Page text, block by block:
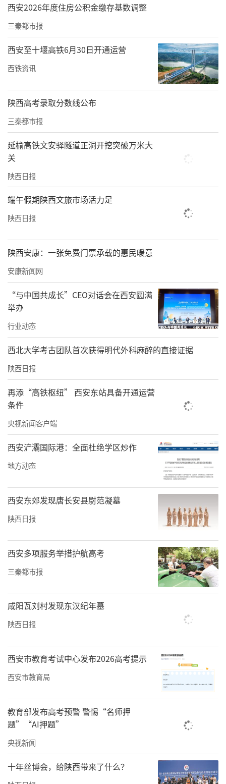
旬阳市委常委、统战部部长许明武向采访团介绍情况
许明武介绍，旬阳通过设立“乡贤馆”、“乡
贤墙”、“乡贤长廊”、“乡贤广场”等，宣
传乡贤崇高风范，展现乡贤时代风采，引导全
社会尊重乡贤、厚爱乡贤，向乡贤看齐。还大
力推行“乡贤参与乡村治理”模式，将乡贤统
战与“三治融合”、“三力联调”以及新民风
建设等工作有效结合，利用乡贤良好的社会影
响力，有效化解群众矛盾争端，解决疑难问
题。“截至目前，广大乡贤协助解决重大项目
建设难题30余件，化解矛盾纠纷100余起，形成
了群贤治理有效助推社会和谐发展的良好局
面。”
旬阳还积极鼓励乡贤回归，为家乡推介站台、
为招才引智助力，争当家乡发展“合伙人”，
实现变“一人增收致富”为“带动一方发
展”，为全面推进乡村振兴注入不竭活水。截
至目前，该市吸引农、林、水、牧等行业返乡
创业能人3150人，扶持创办经济实体503个，解
决了6000余名农村劳动力在家门口就业。其中
招引经济实用房开发资金上亿元，创建了旬阳
市创梦空间、旬阳市现代物流商贸返乡创业示
范园、旬阳市丽都返乡创业园区3家安康市级返
乡创业示范园，吸纳152家企业入驻，带动875
人就业，形成了以创业促就业，以“归雁”促
经济发展的良好局面。
许明武表示，“下一步，我市将持续整合各方
资源，多渠道催生新乡贤统战力量，进一步发
等方面的重要作用，着力抓好新生代旬商培
育，倾力打造乡贤统战工作的‘旬阳名片’，
带动基层统战工作迈上新台阶，打通基层统战
工作‘最后一公里’，努力使旬阳‘乡贤统
战’工作在全市走前列、全省有地位、全国有
影响。”
责任编辑：ying wang Shaanxi
西安2026年度住房公积金缴存基数调整
三秦都市报
西安至十堰高铁6月30日开通运营
西铁资讯
陕西高考录取分数线公布
三秦都市报
延榆高铁文安驿隧道正洞开挖突破万米大
关
陕西日报
端午假期陕西文旅市场活力足
陕西日报
陕西安康：一张免费门票承载的惠民暖意
安康新闻网
“与中国共成长”CEO对话会在西安圆满
举办
行业动态
西北大学考古团队首次获得明代外科麻醉的直接证据
陕西日报
再添“高铁枢纽” 西安东站具备开通运营
条件
央视新闻客户端
西安浐灞国际港：全面杜绝学区炒作
地方动态
西安东郊发现唐长安县尉范凝墓
陕西日报
西安多项服务举措护航高考
三秦都市报
咸阳瓦刘村发现东汉纪年墓
陕西日报
西安市教育考试中心发布2026高考提示
西安市教育局
教育部发布高考预警 警惕“名师押
题”“AI押题”
央视新闻
十年丝博会，给陕西带来了什么？